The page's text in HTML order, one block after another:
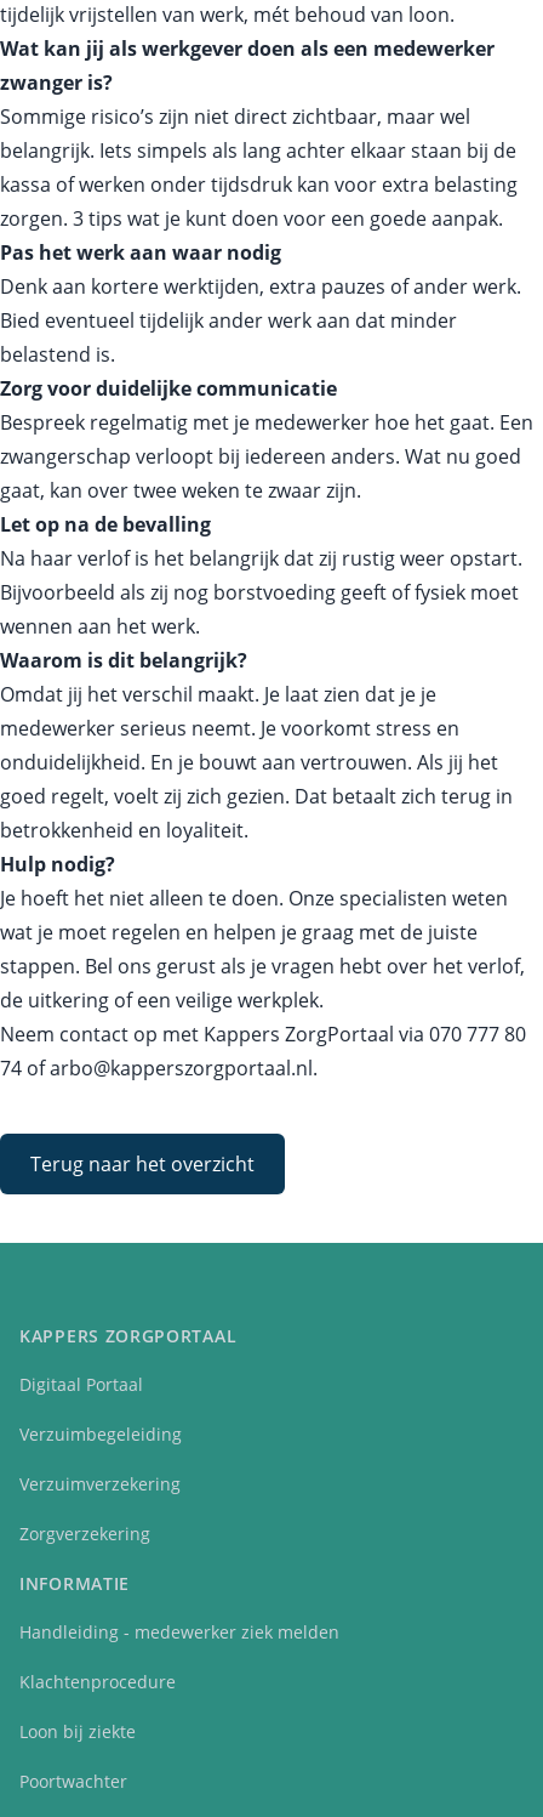
tijdelijk vrijstellen van werk, mét behoud van loon.
Wat kan jij als werkgever doen als een medewerker
zwanger is?
Sommige risico’s zijn niet direct zichtbaar, maar wel
belangrijk. Iets simpels als lang achter elkaar staan bij de
kassa of werken onder tijdsdruk kan voor extra belasting
zorgen. 3 tips wat je kunt doen voor een goede aanpak.
Pas het werk aan waar nodig
Denk aan kortere werktijden, extra pauzes of ander werk.
Bied eventueel tijdelijk ander werk aan dat minder
belastend is.
Zorg voor duidelijke communicatie
Bespreek regelmatig met je medewerker hoe het gaat. Een
zwangerschap verloopt bij iedereen anders. Wat nu goed
gaat, kan over twee weken te zwaar zijn.
Let op na de bevalling
Na haar verlof is het belangrijk dat zij rustig weer opstart.
Bijvoorbeeld als zij nog borstvoeding geeft of fysiek moet
wennen aan het werk.
Waarom is dit belangrijk?
Omdat jij het verschil maakt. Je laat zien dat je je
medewerker serieus neemt. Je voorkomt stress en
onduidelijkheid. En je bouwt aan vertrouwen. Als jij het
goed regelt, voelt zij zich gezien. Dat betaalt zich terug in
betrokkenheid en loyaliteit.
Hulp nodig?
Je hoeft het niet alleen te doen. Onze specialisten weten
wat je moet regelen en helpen je graag met de juiste
stappen. Bel ons gerust als je vragen hebt over het verlof,
de uitkering of een veilige werkplek.
Neem contact op met Kappers ZorgPortaal via 070 777 80
74 ofarbo@kapperszorgportaal.nl.
Terug naar het overzicht
KAPPERS ZORGPORTAAL
Digitaal Portaal
Verzuimbegeleiding
Verzuimverzekering
Zorgverzekering
INFORMATIE
Handleiding - medewerker ziek melden
Klachtenprocedure
Loon bij ziekte
Poortwachter